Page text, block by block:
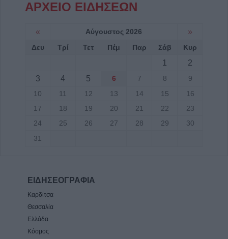
ΑΡΧΕΙΟ ΕΙΔΗΣΕΩΝ
« Αύγουστος 2026 »
Δευ Τρί Τετ Πέμ Παρ Σάβ Κυρ
1
2
3
4 5 6 7 8
9
10
11 12 13 14 15
16
17
18 19 20 21 22
23
24
25 26 27 28 29
30
31
ΕΙΔΗΣΕΟΓΡΑΦΙΑ
Καρδίτσα
Θεσσαλία
Ελλάδα
Κόσμος